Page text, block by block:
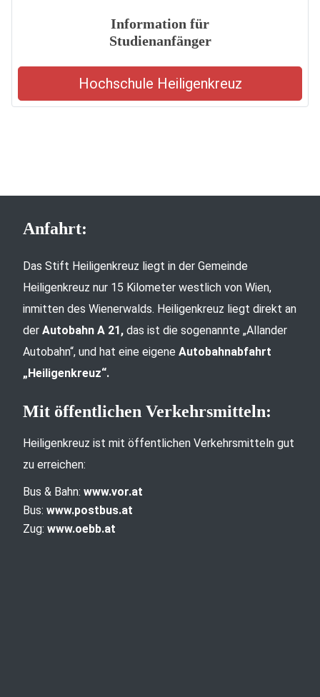
Information für
Studienanfänger
Hochschule Heiligenkreuz
Anfahrt:
Das Stift Heiligenkreuz liegt in der Gemeinde
Heiligenkreuz nur 15 Kilometer westlich von Wien,
inmitten des Wienerwalds. Heiligenkreuz liegt direkt an
der Autobahn A 21, das ist die sogenannte „Allander
Autobahn“, und hat eine eigene Autobahnabfahrt
„Heiligenkreuz“.
Mit öffentlichen Verkehrsmitteln:
Heiligenkreuz ist mit öffentlichen Verkehrsmitteln gut
zu erreichen:
Bus & Bahn: www.vor.at
Bus: www.postbus.at
Zug: www.oebb.at